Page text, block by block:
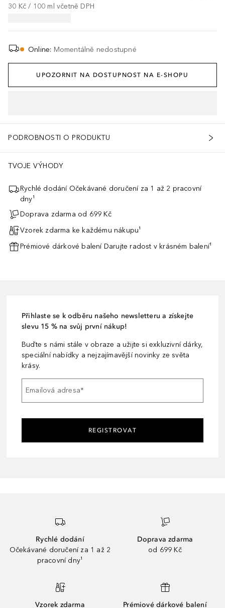
30 Kč / 100 ml včetně DPH
Online: Momentálně nedostupné
UPOZORNIT NA DOSTUPNOST NA E-SHOPU
PODROBNOSTI O PRODUKTU
TVOJE VÝHODY
Rychlé dodání Očekávané doručení za 1 až 2 pracovní
dny¹
Doprava zdarma od 699 Kč
Vzorek zdarma ke každému nákupu¹
Prémiové dárkové balení Darujte radost v krásném balení¹
Přihlaste se k odběru našeho newsletteru a získejte
slevu 15 % na svůj první nákup!
Buďte s námi stále v obraze a užijte si exkluzivní dárky,
speciální nabídky a nejzajímavější novinky ze světa
krásy.
Emailová adresa*
REGISTROVAT
Rychlé dodání
Očekávané doručení za 1 až 2
pracovní dny¹
Doprava zdarma
od 699 Kč
Vzorek zdarma Prémiové dárkové balení